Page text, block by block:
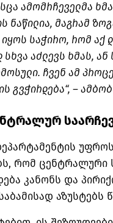
ამომრჩეველმა
ნაწილია, მაგრამ
საჭირო, რომ აქ
აძლევს ხმას, ან
ჩვენ ამ
გვჭირდება“, –
რომ ცენტრალური
კანონს და
აზუსტებს